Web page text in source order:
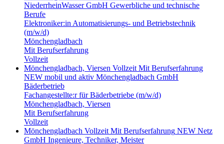
NiederrheinWasser GmbH Gewerbliche und technische
Berufe
Elektroniker:in Automatisierungs- und Betriebstechnik
(m/w/d)
Mönchengladbach
Mit Berufserfahrung
Vollzeit
Mönchengladbach, Viersen Vollzeit Mit Berufserfahrung
NEW mobil und aktiv Mönchengladbach GmbH
Bäderbetrieb
Fachangestellte:r für Bäderbetriebe (m/w/d)
Mönchengladbach, Viersen
Mit Berufserfahrung
Vollzeit
Mönchengladbach Vollzeit Mit Berufserfahrung NEW Netz
GmbH Ingenieure, Techniker, Meister